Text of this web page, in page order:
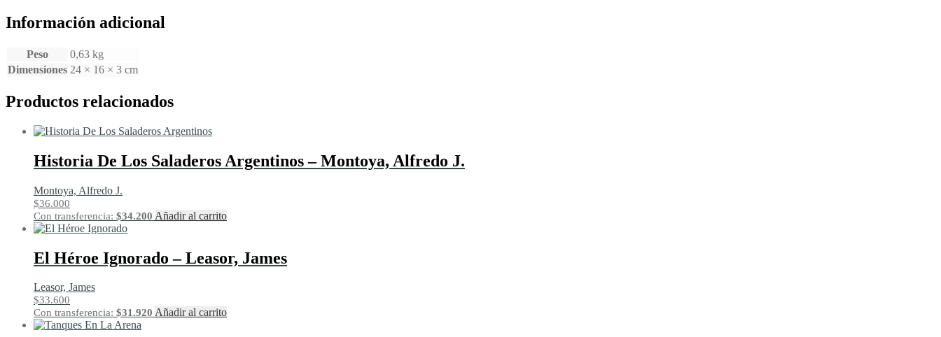
Información adicional
Peso
0,63 kg
Dimensiones 24 × 16 × 3 cm
Productos relacionados
Historia De Los Saladeros Argentinos – Montoya, Alfredo J.
Montoya, Alfredo J.
$36.000
Con transferencia: $34.200 Añadir al carrito
El Héroe Ignorado – Leasor, James
Leasor, James
$33.600
Con transferencia: $31.920 Añadir al carrito